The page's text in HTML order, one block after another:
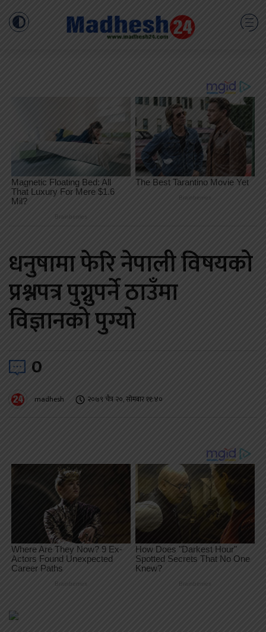
धनुषामा फेरि नेपाली विषयको
प्रश्नपत्र पुग्नुपर्ने ठाउँमा
विज्ञानको पुग्यो
0
madhesh २०७९ चैत्र २०, सोमबार ११:४०